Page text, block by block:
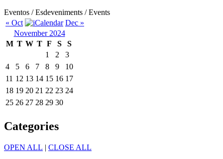
Eventos / Esdeveniments / Events
« Oct
Dec »
November 2024
M T W T F S
S
1
2
3
4
5 6 7 8 9
10
11 12 13 14 15 16 17
18 19 20 21 22 23 24
25 26 27 28 29 30
Categories
OPEN ALL | CLOSE ALL